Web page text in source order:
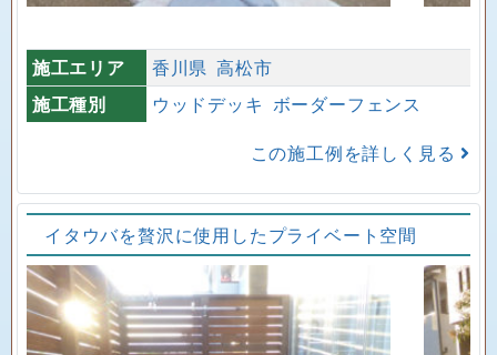
施工エリア 香川県 高松市
施工種別
ウッドデッキ ボーダーフェンス
この施工例を詳しく見る
イタウバを贅沢に使用したプライベート空間